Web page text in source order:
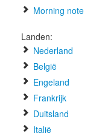
Morning note
Landen:
Nederland
België
Engeland
Frankrijk
Duitsland
Italië